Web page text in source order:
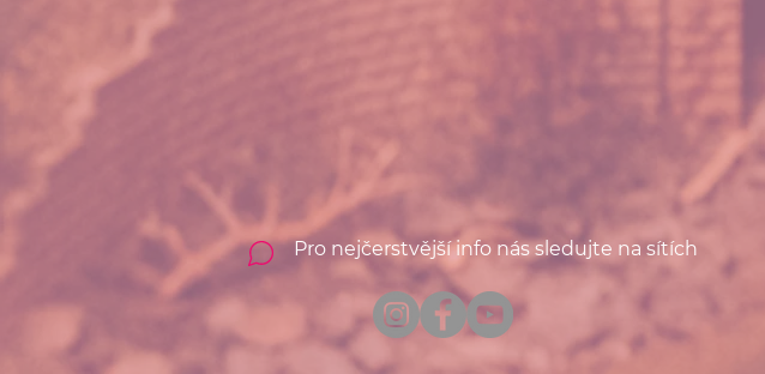
Pro nejčerstvější info nás sledujte na sítích